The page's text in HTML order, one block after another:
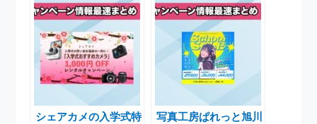
語力を短期間で向上
ら？
シェアカメの入学式特
写真工房ぱれっと旭川